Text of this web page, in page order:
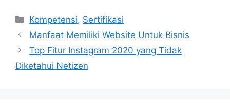
Kategori
Kompetensi, Sertifikasi
Manfaat Memiliki Website Untuk Bisnis
Top Fitur Instagram 2020 yang Tidak
Diketahui Netizen